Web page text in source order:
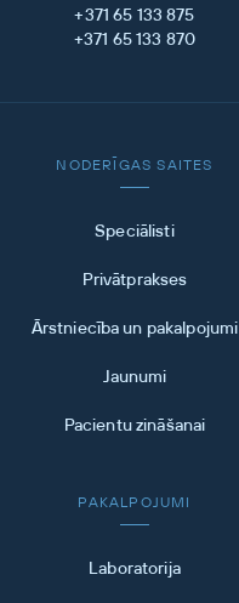
+371 65 133 875
+371 65 133 870
NODERĪGAS SAITES
Speciālisti
Privātprakses
Ārstniecība un pakalpojumi
Jaunumi
Pacientu zināšanai
PAKALPOJUMI
Laboratorija